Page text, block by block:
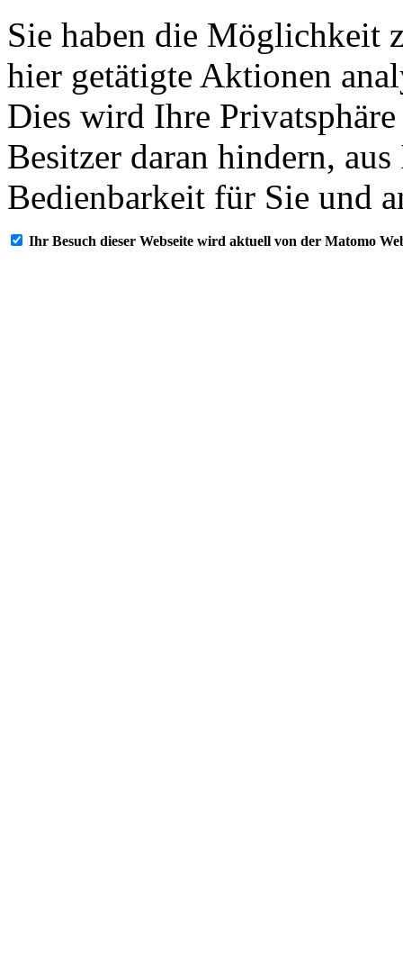
Sie haben die Möglichkeit
hier getätigte Aktionen
Dies wird Ihre
Besitzer daran hindern,
Bedienbarkeit für Sie und
Ihr Besuch dieser Webseite wird aktuell von der Matomo